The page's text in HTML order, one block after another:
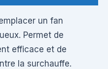
un fan
Permet de
efficace et de
la surchauffe.